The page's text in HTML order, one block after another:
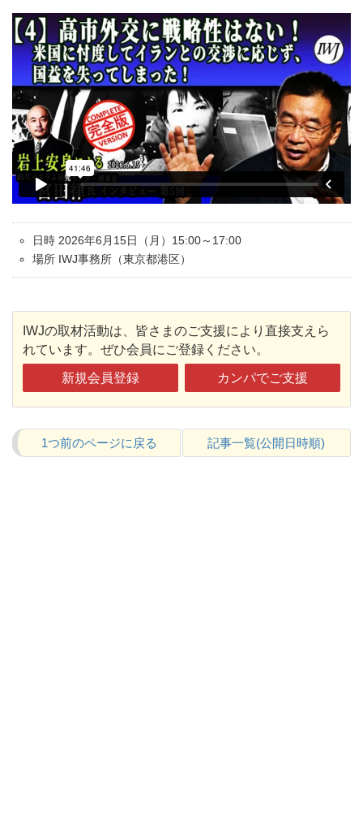
日時 2026年6月15日（月）15:00～17:00
場所 IWJ事務所（東京都港区）
IWJの取材活動は、皆さまのご支援により直接支えら
れています。ぜひ会員にご登録ください。
新規会員登録 カンパでご支援
1つ前のページに戻る 記事一覧(公開日時順)